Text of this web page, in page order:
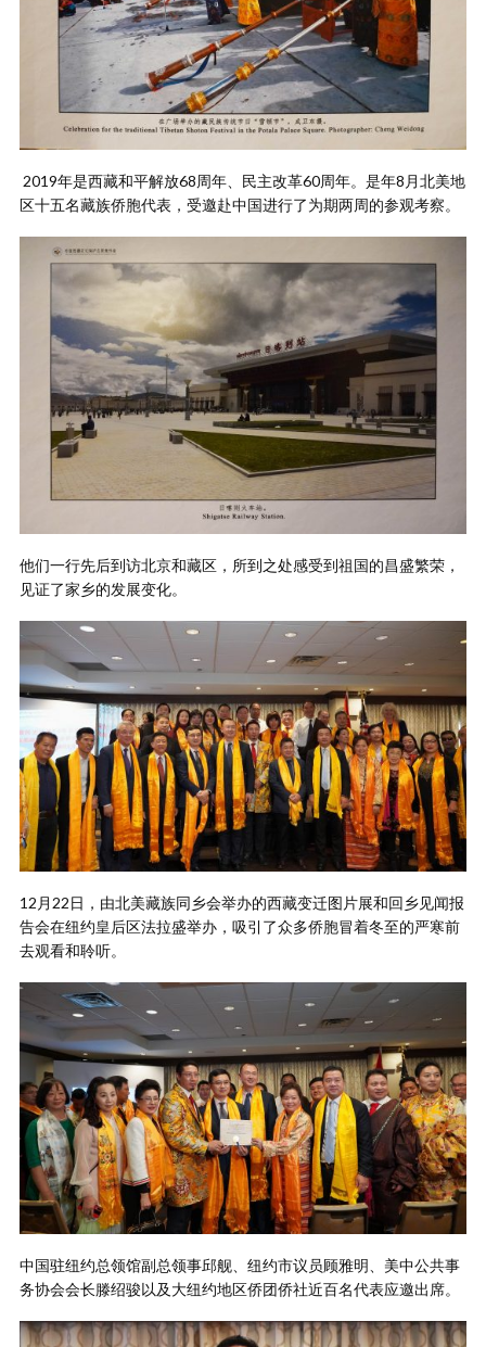
2019年是西藏和平解放68周年、民主改革60周年。是年8月北美地
区十五名藏族侨胞代表，受邀赴中国进行了为期两周的参观考察。
他们一行先后到访北京和藏区，所到之处感受到祖国的昌盛繁荣，
见证了家乡的发展变化。
12月22日，由北美藏族同乡会举办的西藏变迁图片展和回乡见闻报
告会在纽约皇后区法拉盛举办，吸引了众多侨胞冒着冬至的严寒前
去观看和聆听。
中国驻纽约总领馆副总领事邱舰、纽约市议员顾雅明、美中公共事
务协会会长滕绍骏以及大纽约地区侨团侨社近百名代表应邀出席。